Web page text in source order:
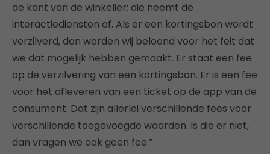
de kant van de winkelier: die neemt de
interactiediensten af. Als er een kortingsbon wordt
verzilverd, dan worden wij beloond voor het feit dat
we dat mogelijk hebben gemaakt. Er staat een fee
op de verzilvering van een kortingsbon. Er is een fee
voor het afleveren van een ticket op de app van de
consument. Dat zijn allerlei verschillende fees voor
verschillende toegevoegde waarden. Is die er niet,
dan vragen we ook geen fee.”